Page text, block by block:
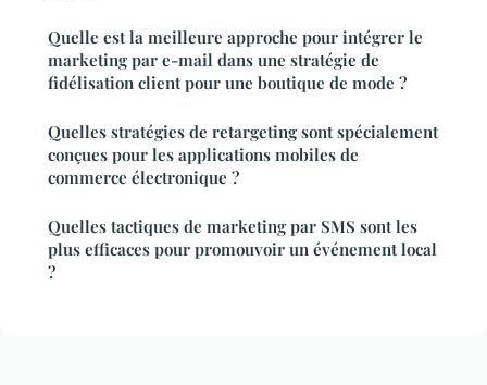
Quelle est la meilleure approche pour intégrer le
marketing par e-mail dans une stratégie de
fidélisation client pour une boutique de mode ?
Quelles stratégies de retargeting sont spécialement
conçues pour les applications mobiles de
commerce électronique ?
Quelles tactiques de marketing par SMS sont les
plus efficaces pour promouvoir un événement local
?